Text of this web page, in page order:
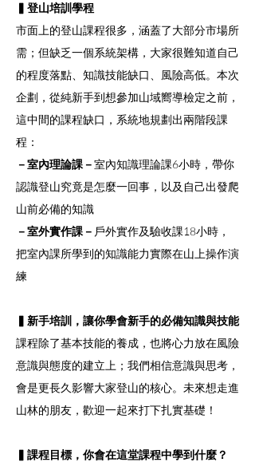
▍登山培訓學程
市面上的登山課程很多，涵蓋了大部分市場所
需；但缺乏一個系統架構，大家很難知道自己
的程度落點、知識技能缺口、風險高低。本次
企劃，從純新手到想參加山域嚮導檢定之前，
這中間的課程缺口，系統地規劃出兩階段課
程：
－室內理論課－室內知識理論課6小時，帶你
認識登山究竟是怎麼一回事，以及自己出發爬
山前必備的知識
－室外實作課－ 戶外實作及驗收課18小時，
把室內課所學到的知識能力實際在山上操作演
練
▍新手培訓，讓你學會新手的必備知識與技能
課程除了基本技能的養成，也將心力放在風險
意識與態度的建立上；我們相信意識與思考，
會是更長久影響大家登山的核心。未來想走進
山林的朋友，歡迎一起來打下扎實基礎！
▍課程目標，你會在這堂課程中學到什麼？